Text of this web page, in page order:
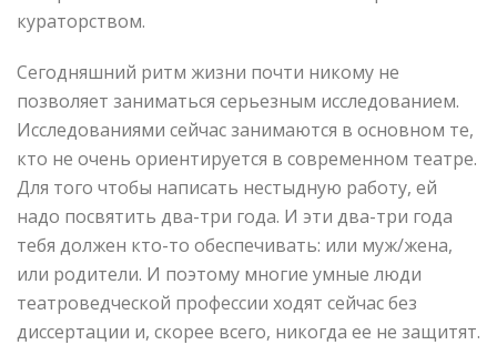
кураторством.
Сегодняшний ритм жизни почти никому не
позволяет заниматься серьезным исследованием.
Исследованиями сейчас занимаются в основном те,
кто не очень ориентируется в современном театре.
Для того чтобы написать нестыдную работу, ей
надо посвятить два-три года. И эти два-три года
тебя должен кто-то обеспечивать: или муж/жена,
или родители. И поэтому многие умные люди
театроведческой профессии ходят сейчас без
диссертации и, скорее всего, никогда ее не защитят.